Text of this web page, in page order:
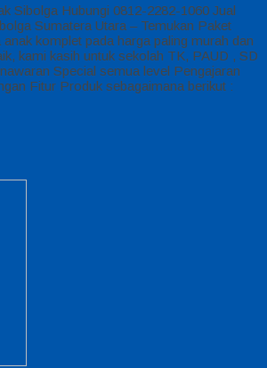
Sibolga Hubungi 0812-2282-1060 Jual
Sumatera Utara – Temukan Paket
komplet pada harga paling murah dan
kami kasih untuk sekolah TK, PAUD , SD
Special semua level Pengajaran
Fitur Produk sebagaimana berikut :